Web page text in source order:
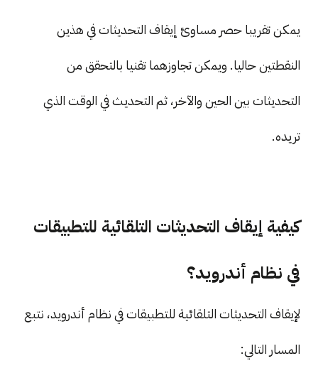
يمكن تقريبا حصر مساوئ إيقاف التحديثات في هذين
النقطتين حاليا. ويمكن تجاوزهما تقنيا بالتحقق من
التحديثات بين الحين والآخر، ثم التحديث في الوقت الذي
تريده.
كيفية إيقاف التحديثات التلقائية للتطبيقات
في نظام أندرويد؟
لإيقاف التحديثات التلقائية للتطبيقات في نظام أندرويد، نتبع
المسار التالي: